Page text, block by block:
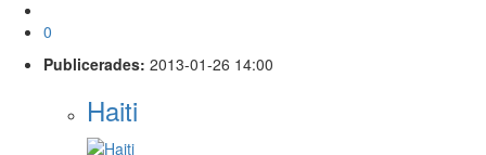
0
Publicerades: 2013-01-26 14:00
Haiti